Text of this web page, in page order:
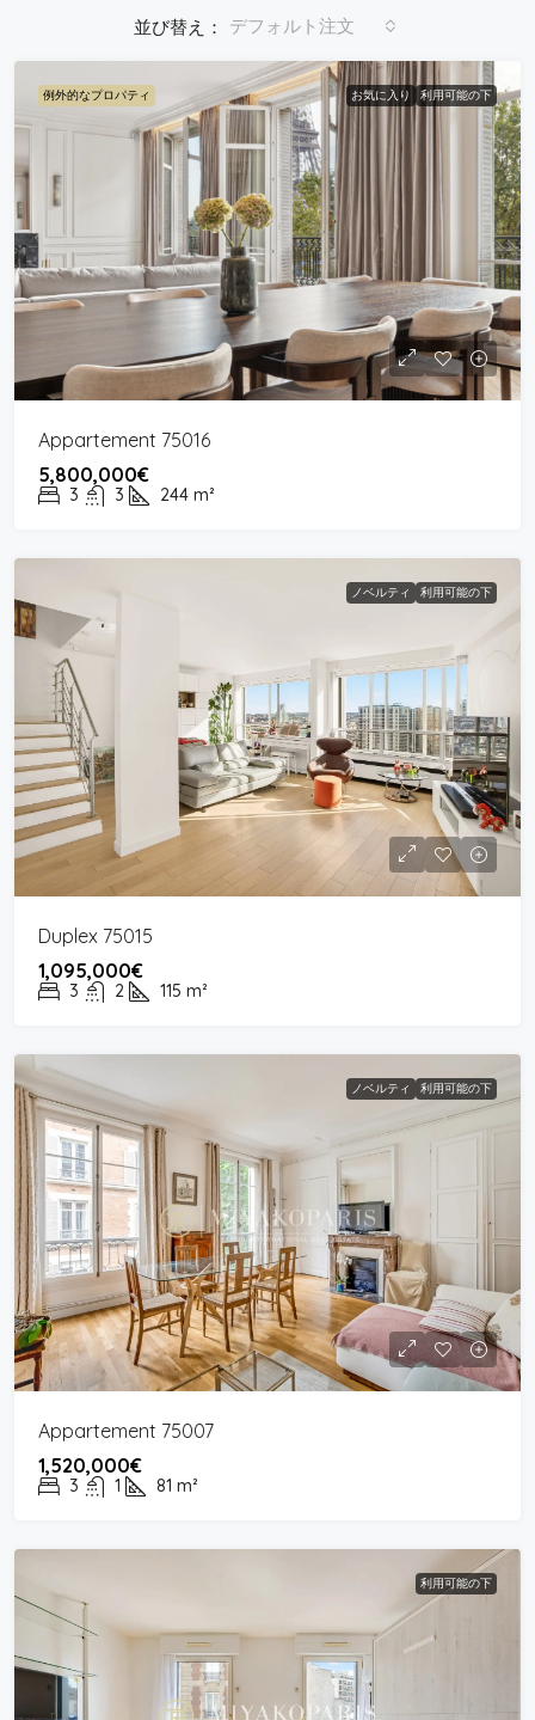
並び替え： デフォルト注文
例外的なプロパティ お気に入り 利用可能の下
Appartement 75016
5,800,000€
3 3 244 m²
ノベルティ 利用可能の下
Duplex 75015
1,095,000€
3 2 115 m²
ノベルティ 利用可能の下
Appartement 75007
1,520,000€
3 1 81 m²
利用可能の下